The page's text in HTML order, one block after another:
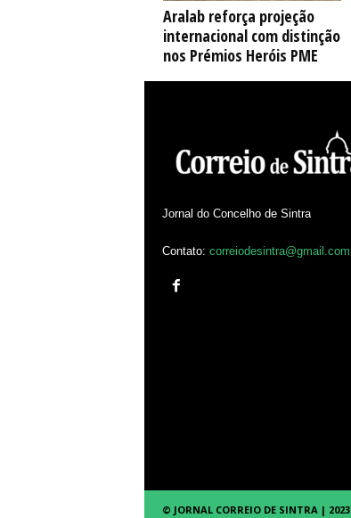
Aralab reforça projeção
internacional com distinção
nos Prémios Heróis PME
Jornal do Concelho de Sintra
Contato: correiodesintra@gmail.com
© JORNAL CORREIO DE SINTRA | 2023